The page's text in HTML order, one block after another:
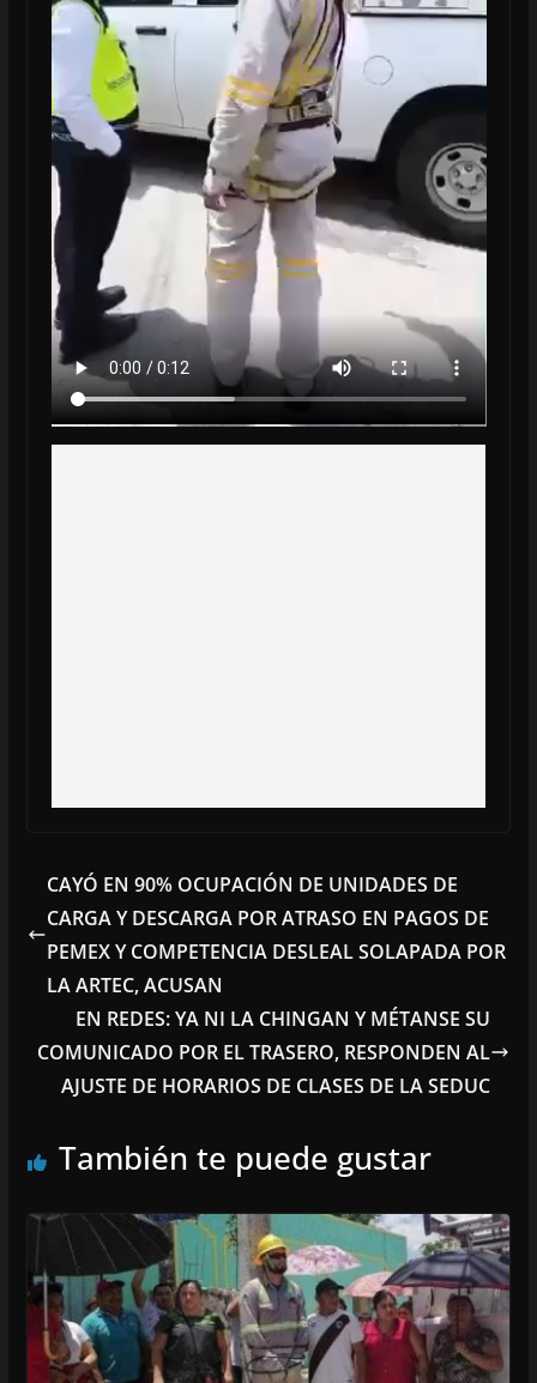
CAYÓ EN 90% OCUPACIÓN DE UNIDADES DE
CARGA Y DESCARGA POR ATRASO EN PAGOS DE
PEMEX Y COMPETENCIA DESLEAL SOLAPADA POR
LA ARTEC, ACUSAN
EN REDES: YA NI LA CHINGAN Y MÉTANSE SU
COMUNICADO POR EL TRASERO, RESPONDEN AL
AJUSTE DE HORARIOS DE CLASES DE LA SEDUC
También te puede gustar